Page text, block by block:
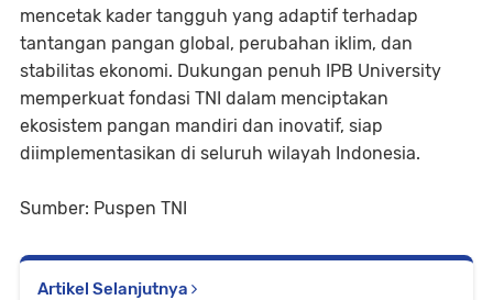
mencetak kader tangguh yang adaptif terhadap
tantangan pangan global, perubahan iklim, dan
stabilitas ekonomi. Dukungan penuh IPB University
memperkuat fondasi TNI dalam menciptakan
ekosistem pangan mandiri dan inovatif, siap
diimplementasikan di seluruh wilayah Indonesia.
Sumber: Puspen TNI
Artikel Selanjutnya